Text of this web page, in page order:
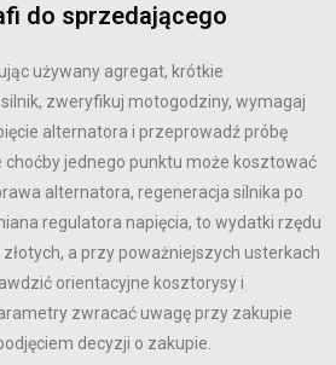
do sprzedającego
używany agregat, krótkie
zweryfikuj motogodziny, wymagaj
alternatora i przeprowadź próbę
choćby jednego punktu może kosztować
alternatora, regeneracja silnika po
regulatora napięcia, to wydatki rzędu
a przy poważniejszych usterkach
orientacyjne kosztorysy i
zwracać uwagę przy zakupie
decyzji o zakupie.